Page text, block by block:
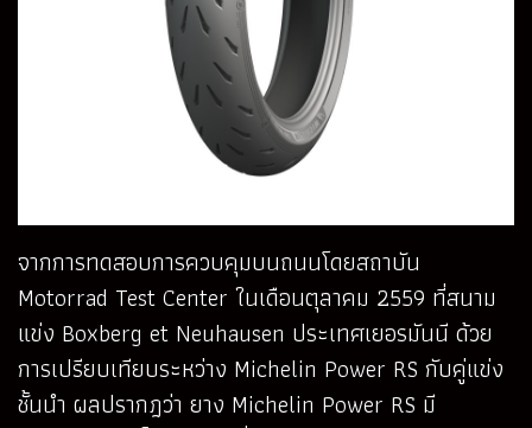
จากการทดสอบการควบคุมบนถนนโดยสถาบัน
Motorrad Test Center ในเดือนตุลาคม 2559 ที่สนาม
แข่ง Boxberg et Neuhausen ประเทศเยอรมันนี ด้วย
การเปรียบเทียบระหว่าง Michelin Power RS กับคู่แข่ง
ชั้นนำ ผลปรากฎว่า ยาง Michelin Power RS มี